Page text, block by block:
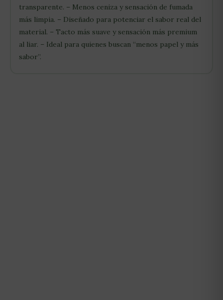
transparente. – Menos ceniza y sensación de fumada
más limpia. – Diseñado para potenciar el sabor real del
material. – Tacto más suave y sensación más premium
al liar. – Ideal para quienes buscan “menos papel y más
sabor”.